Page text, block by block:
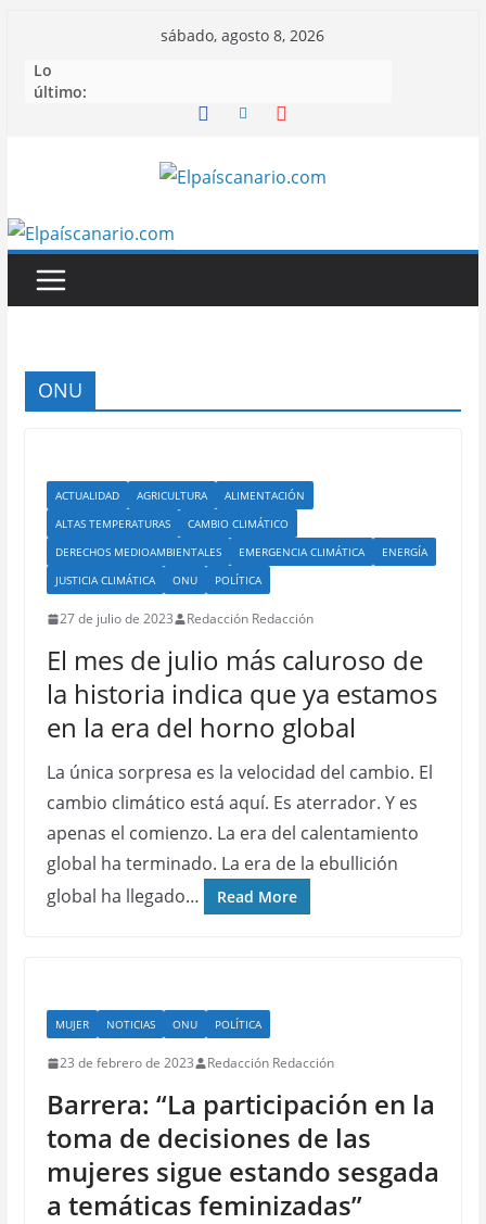
contenido
sábado, agosto 8, 2026
Lo
último:
ONU
ACTUALIDAD AGRICULTURA
ALIMENTACIÓN
ALTAS TEMPERATURAS
CAMBIO CLIMÁTICO
DERECHOS MEDIOAMBIENTALES
EMERGENCIA CLIMÁTICA
ENERGÍA
JUSTICIA CLIMÁTICA
ONU POLÍTICA
27 de julio de 2023 Redacción Redacción
El mes de julio más caluroso de
la historia indica que ya estamos
en la era del horno global
La única sorpresa es la velocidad del cambio. El
cambio climático está aquí. Es aterrador. Y es
apenas el comienzo. La era del calentamiento
global ha terminado. La era de la ebullición
global ha llegado…
Read More
MUJER NOTICIAS ONU POLÍTICA
23 de febrero de 2023 Redacción Redacción
Barrera: “La participación en la
toma de decisiones de las
mujeres sigue estando sesgada
a temáticas feminizadas”